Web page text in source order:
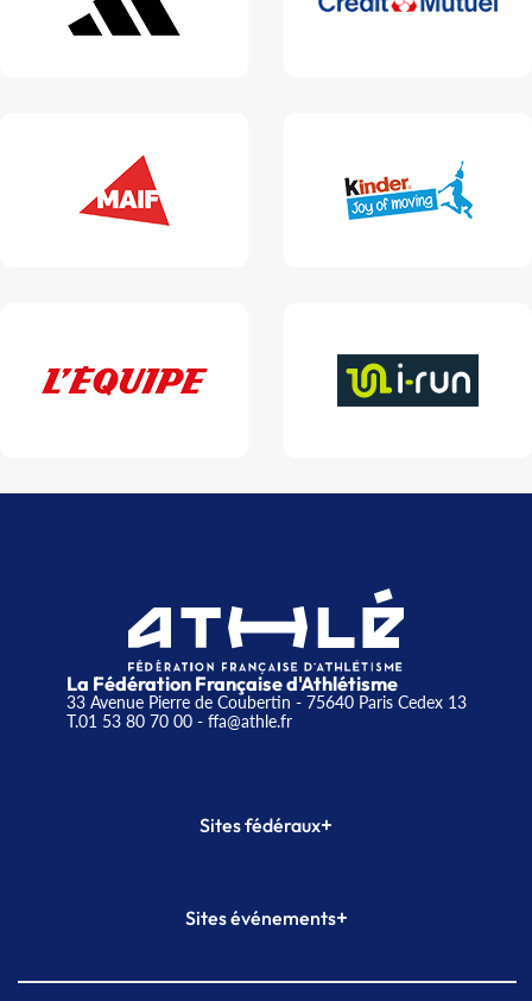
La Fédération Française d'Athlétisme
33 Avenue Pierre de Coubertin - 75640 Paris Cedex 13
T.01 53 80 70 00- ffa@athle.fr
Sites fédéraux+
Plateforme Formation
Sites événements+
Meeting de Paris indoor